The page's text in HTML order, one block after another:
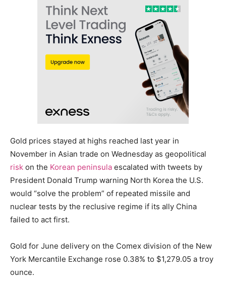
Gold prices stayed at highs reached last year in
November in Asian trade on Wednesday as geopolitical
risk on the Korean peninsula escalated with tweets by
President Donald Trump warning North Korea the U.S.
would “solve the problem” of repeated missile and
nuclear tests by the reclusive regime if its ally China
failed to act first.
Gold for June delivery on the Comex division of the New
York Mercantile Exchange rose 0.38% to $1,279.05 a troy
ounce.